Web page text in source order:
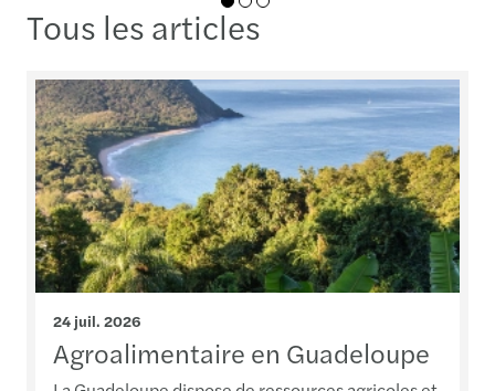
Tous les articles
24 juil. 2026
Agroalimentaire en Guadeloupe